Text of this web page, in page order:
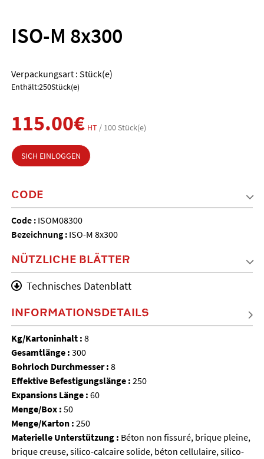
ISO-M 8x300
Verpackungsart : Stück(e)
Enthält:250Stück(e)
115.00€ HT / 100 Stück(e)
SICH EINLOGGEN
CODE
Code : ISOM08300
Bezeichnung : ISO-M 8x300
NÜTZLICHE BLÄTTER
Technisches Datenblatt
INFORMATIONSDETAILS
Kg/Kartoninhalt : 8
Gesamtlänge : 300
Bohrloch Durchmesser : 8
Effektive Befestigungslänge : 250
Expansions Länge : 60
Menge/Box : 50
Menge/Karton : 250
Materielle Unterstützung : Béton non fissuré, brique pleine,
brique creuse, silico-calcaire solide, béton cellulaire, silico-